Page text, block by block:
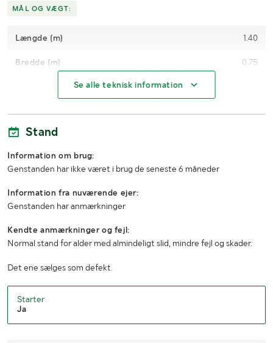
MÅL OG VÆGT:
Længde (m) 1.40
Bredde (m) 0.75
Se alle teknisk information
Stand
Information om brug:
Genstanden har ikke været i brug de seneste 6 måneder
Information fra nuværende ejer:
Genstanden har anmærkninger
Kendte anmærkninger og fejl:
Normal stand for alder med almindeligt slid, mindre fejl og skader.
Det ene sælges som defekt.
Starter
Ja